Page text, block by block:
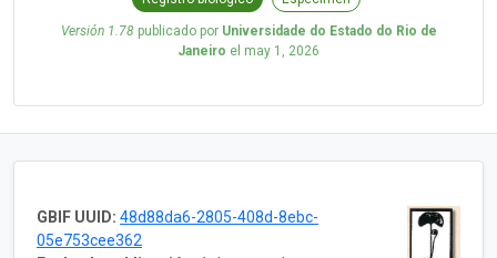
Versión 1.78publicado por Universidade do Estado do Rio de
Janeiro el may 1, 2026
GBIF UUID: 48d88da6-2805-408d-8ebc-
05e753cee362